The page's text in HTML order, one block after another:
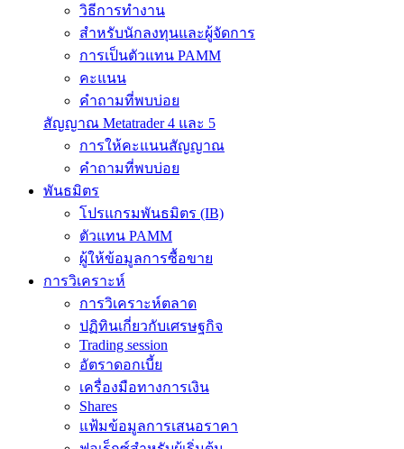
วิธีการทำงาน
สำหรับนักลงทุนและผู้จัดการ
การเป็นตัวแทน PAMM
คะแนน
คำถามที่พบบ่อย
สัญญาณ Metatrader 4 และ 5
การให้คะแนนสัญญาณ
คำถามที่พบบ่อย
พันธมิตร
โปรแกรมพันธมิตร (IB)
ตัวแทน PAMM
ผู้ให้ข้อมูลการซื้อขาย
การวิเคราะห์
การวิเคราะห์ตลาด
ปฏิทินเกี่ยวกับเศรษฐกิจ
Trading session
อัตราดอกเบี้ย
เครื่องมือทางการเงิน
Shares
แฟ้มข้อมูลการเสนอราคา